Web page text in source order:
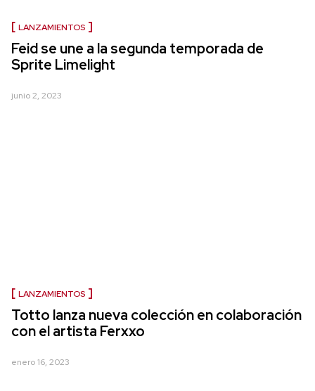
LANZAMIENTOS
Feid se une a la segunda temporada de
Sprite Limelight
junio 2, 2023
LANZAMIENTOS
Totto lanza nueva colección en colaboración
con el artista Ferxxo
enero 16, 2023